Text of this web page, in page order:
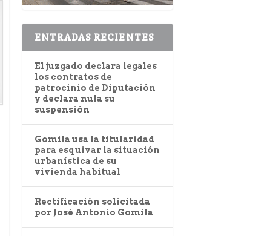
ENTRADAS RECIENTES
El juzgado declara legales
los contratos de
patrocinio de Diputación
y declara nula su
suspensión
Gomila usa la titularidad
para esquivar la situación
urbanística de su
vivienda habitual
Rectificación solicitada
por José Antonio Gomila